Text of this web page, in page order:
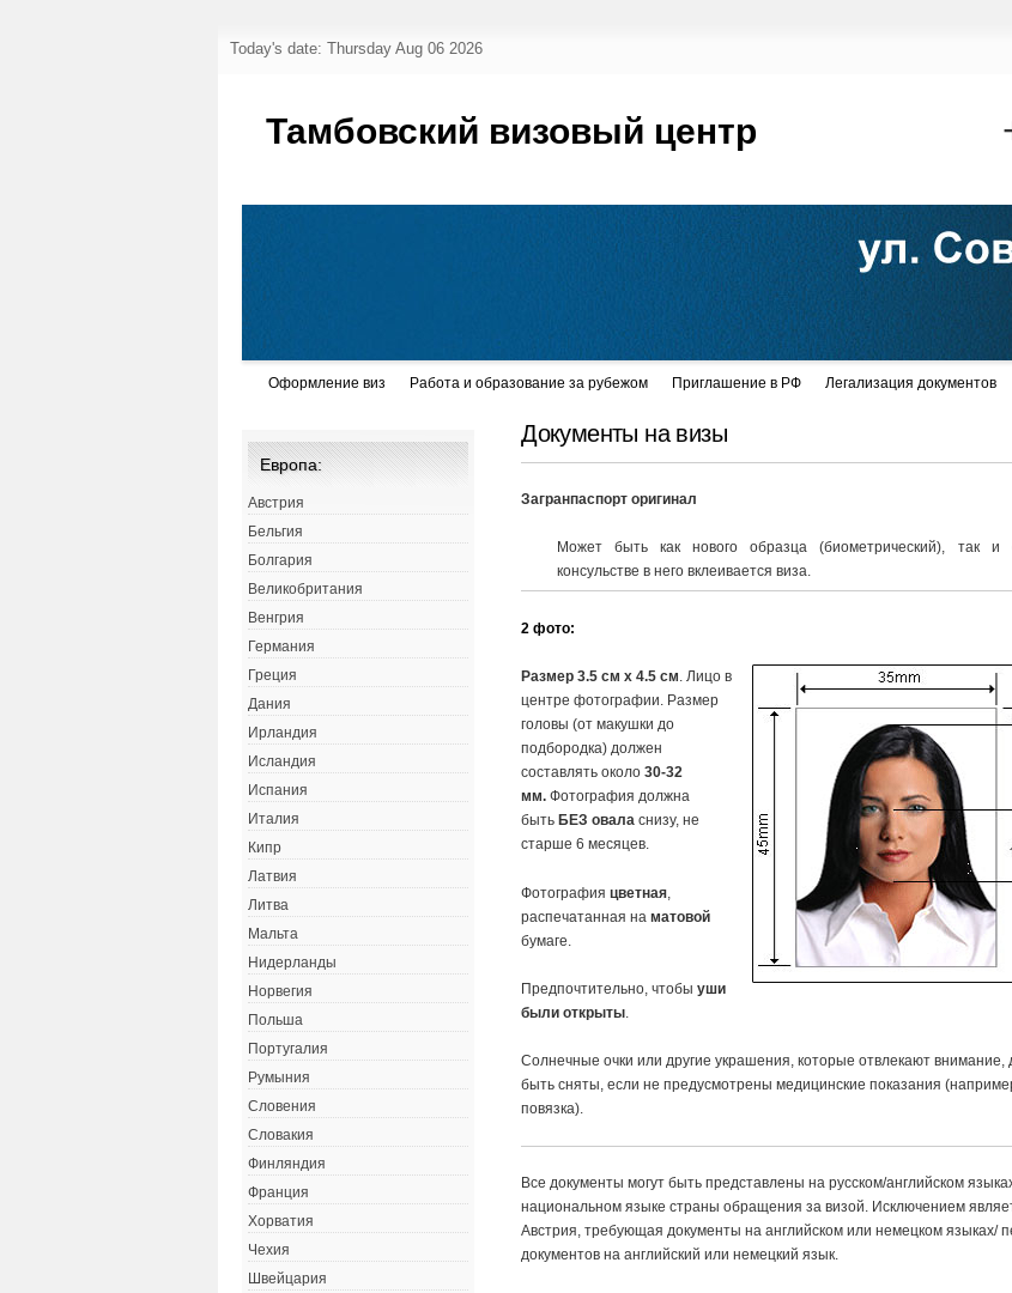
Today's date: Thursday Aug 06 2026
Тамбовский визовый центр
Оформление виз Работа и образование за рубежом Приглашение в РФ Легализация документов
Документы на визы
Загранпаспорт оригинал
Может быть как нового образца (биометрический), так и
консульстве в него вклеивается виза.
2 фото:
Размер 3.5 см x 4.5 см. Лицо в
центре фотографии. Размер
головы (от макушки до
подбородка) должен
составлять около30-32
мм.Фотография должна
быть БЕЗ овала снизу, не
старше 6 месяцев.
Фотографияцветная
распечатанная наматовой
бумаге.
Предпочтительно, чтобыуши
были открыты.
Солнечные очки или другие украшения, которые отвлекают внимание,
быть сняты, если не предусмотрены медицинские показания
повязка).
Все документы могут быть представлены на русском/английском
национальном языке страны обращения за визой. Исключением
Австрия, требующая документы на английском или немецком языках/
документов на английский или немецкий язык.
Европа:
Австрия
Бельгия
Болгария
Великобритания
Венгрия
Германия
Греция
Дания
Ирландия
Исландия
Испания
Италия
Кипр
Латвия
Литва
Мальта
Нидерланды
Норвегия
Польша
Португалия
Румыния
Словения
Словакия
Финляндия
Франция
Хорватия
Чехия
Швейцария